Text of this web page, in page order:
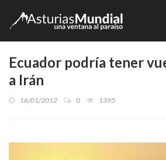
Ecuador podría tener
a Irán
16/01/2012 0 1395